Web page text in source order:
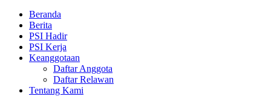
Beranda
Berita
PSI Hadir
PSI Kerja
Keanggotaan
Daftar Anggota
Daftar Relawan
Tentang Kami